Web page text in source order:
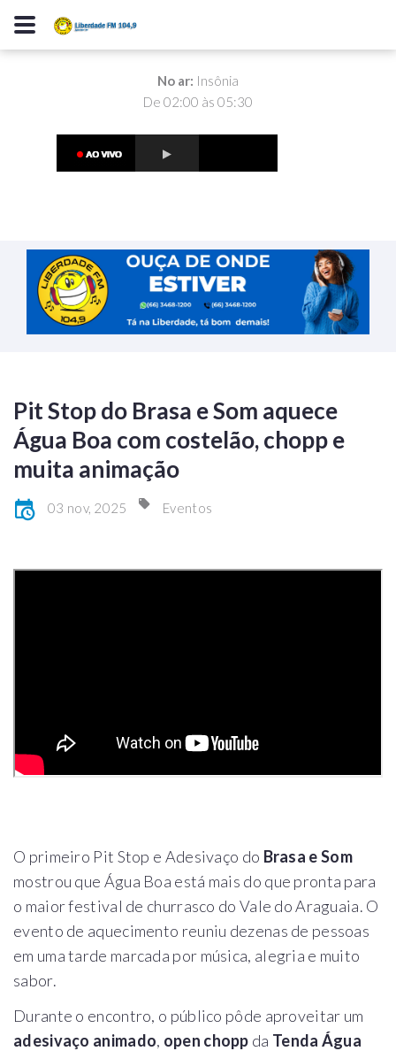
No ar: Insônia
De 02:00 às 05:30
Pit Stop do Brasa e Som aquece
Água Boa com costelão, chopp e
muita animação
03 nov, 2025 Eventos
O primeiro Pit Stop e Adesivaço do Brasa e Som
mostrou que Água Boa está mais do que pronta para
o maior festival de churrasco do Vale do Araguaia. O
evento de aquecimento reuniu dezenas de pessoas
em uma tarde marcada por música, alegria e muito
sabor.
Durante o encontro, o público pôde aproveitar um
adesivaço animado, open chopp da Tenda Água